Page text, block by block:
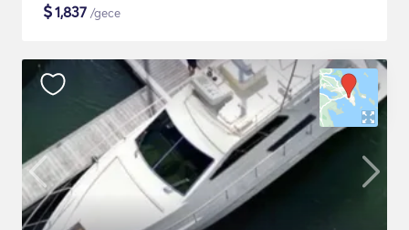
$1,837 /gece